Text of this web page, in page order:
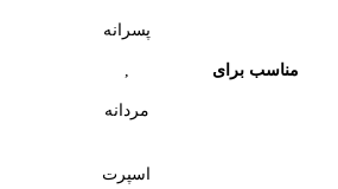
مناسب برای
پسرانه
مردانه
اسپرت